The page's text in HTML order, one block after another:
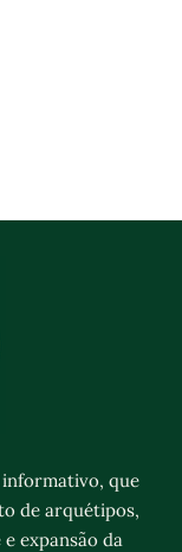
que
de arquétipos,
expansão da